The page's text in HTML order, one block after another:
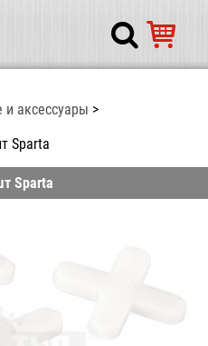
и аксессуары
Sparta
Sparta